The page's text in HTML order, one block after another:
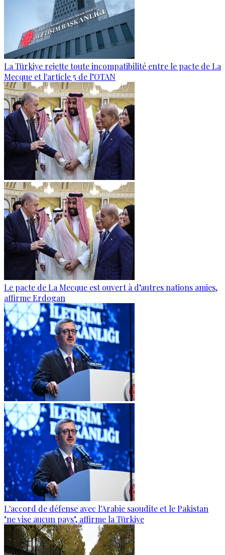
La Türkiye rejette toute incompatibilité entre le pacte de La
Mecque et l'article 5 de l’OTAN
Le pacte de La Mecque est ouvert à d’autres nations amies,
affirme Erdogan
L'accord de défense avec l'Arabie saoudite et le Pakistan
"ne vise aucun pays", affirme la Türkiye